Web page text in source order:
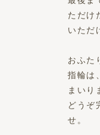
ただけ
いただ
おふた
指輪は
まいり
どうぞ
せ。